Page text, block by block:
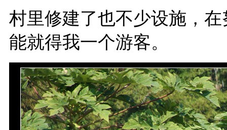
村里修建了也不少设施，
能就得我一个游客。